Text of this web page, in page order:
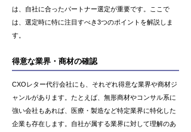
は、自社に合ったパートナー選定が重要です。ここで
は、選定時に特に注目すべき3つのポイントを解説しま
す。
得意な業界・商材の確認
CXOレター代行会社にも、それぞれ得意な業界や商材ジ
ャンルがあります。たとえば、無形商材やコンサル系に
強い会社もあれば、医療・製造など特定業界に特化した
企業も存在します。自社が属する業界に対して理解のあ